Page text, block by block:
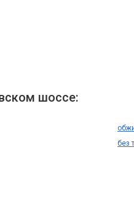
шоссе:
без